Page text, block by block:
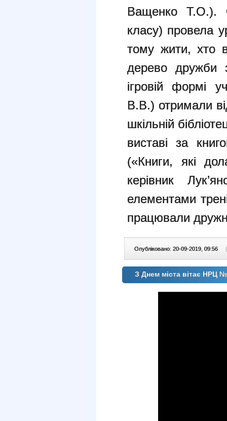
Ващенко Т.О.).
класу) провела
тому жити, хто
дерево дружби
ігровій формі
В.В.) отримали
шкільній
виставі за
(«Книги, які
керівник
елементами
працювали
Опубліковано: 20-09-2019, 09:56 |
З Днем міста вітає НРЦ